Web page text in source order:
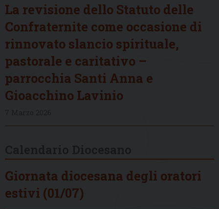
La revisione dello Statuto delle
Confraternite come occasione di
rinnovato slancio spirituale,
pastorale e caritativo –
parrocchia Santi Anna e
Gioacchino Lavinio
Giornata diocesana degli oratori
estivi (01/07)